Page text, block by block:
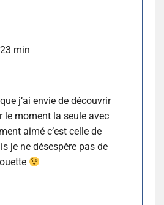
min
j’ai envie de découvrir
le moment la seule avec
aimé c’est celle de
je ne désespère pas de